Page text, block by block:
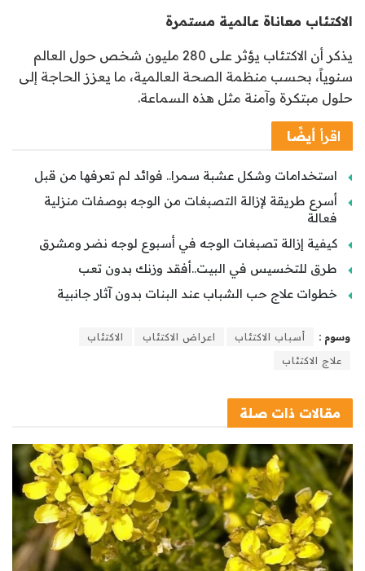
الاكتئاب معاناة عالمية مستمرة
يذكر أن الاكتئاب يؤثر على 280 مليون شخص حول العالم
سنوياً، بحسب منظمة الصحة العالمية، ما يعزز الحاجة إلى
حلول مبتكرة وآمنة مثل هذه السماعة.
اقرأ أيضًا
استخدامات وشكل عشبة سمرا.. فوائد لم تعرفها من قبل
أسرع طريقة لإزالة التصبغات من الوجه بوصفات منزلية
فعالة
كيفية إزالة تصبغات الوجه في أسبوع لوجه نضر ومشرق
طرق للتخسيس في البيت..أفقد وزنك بدون تعب
خطوات علاج حب الشباب عند البنات بدون آثار جانبية
وسوم : أسباب الاكتئاب اعراض الاكتئاب
الاكتئاب
علاج الاكتئاب
مقالات ذات صلة